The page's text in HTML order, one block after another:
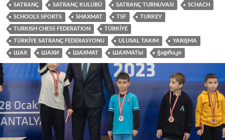
SATRANÇ SATRANÇ KULÜBÜ SATRANÇ TURNUVASI SCHACH
SCHOOLS SPORTS SHAXMAT TSF TURKEY
TURKISH CHESS FEDERATION TÜRKIYE
TÜRKIYE SATRANÇ FEDERASYONU ULUSAL TAKIM YARIŞMA
ШАХ ШАХИ ШАХМАТ ШАХМАТЫ ᲭᲐᲓᲠᲐᲙᲘ